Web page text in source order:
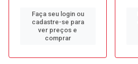
Faça seu login ou
cadastre-se para
ver preços e
comprar